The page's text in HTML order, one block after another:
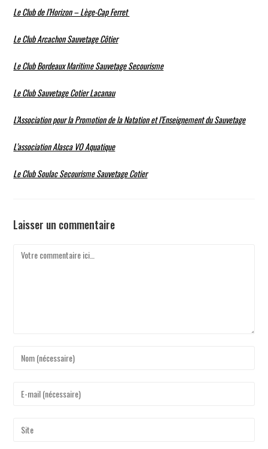
Le Club de l’Horizon – Lège-Cap Ferret
Le Club Arcachon Sauvetage Côtier
Le Club Bordeaux Maritime Sauvetage Secourisme
Le Club Sauvetage Cotier Lacanau
L’Association pour la Promotion de la Natation et l’Enseignement du Sauvetage
L’association Alasca VO Aquatique
Le Club Soulac Secourisme Sauvetage Cotier
Laisser un commentaire